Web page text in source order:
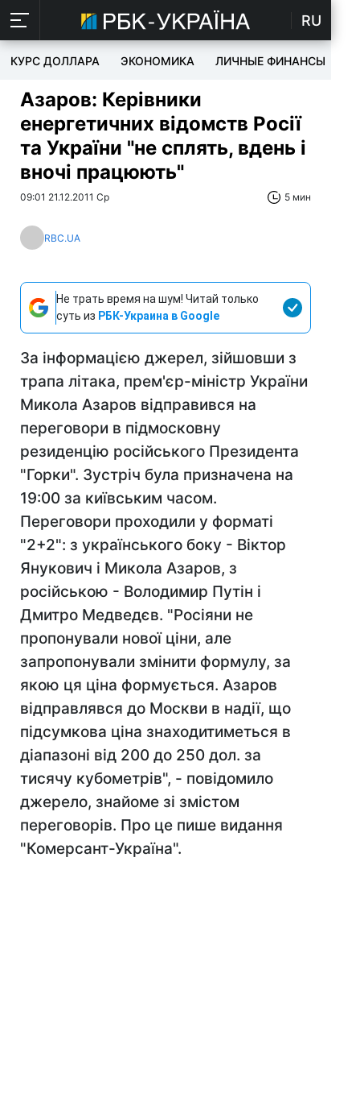
RU
КУРС ДОЛЛАРА ЭКОНОМИКА ЛИЧНЫЕ ФИНАНСЫ
Азаров: Керівники
енергетичних відомств Росії
та України "не сплять, вдень і
вночі працюють"
09:01 21.12.2011 Ср 5 мин
RBC.UA
Не трать время на шум! Читай только
суть из РБК-Украина в Google
За інформацією джерел, зійшовши з
трапа літака, прем'єр-міністр України
Микола Азаров відправився на
переговори в підмосковну
резиденцію російського Президента
"Горки". Зустріч була призначена на
19:00 за київським часом.
Переговори проходили у форматі
"2+2": з українського боку - Віктор
Янукович і Микола Азаров, з
російською - Володимир Путін і
Дмитро Медведєв. "Росіяни не
пропонували нової ціни, але
запропонували змінити формулу, за
якою ця ціна формується. Азаров
відправлявся до Москви в надії, що
підсумкова ціна знаходитиметься в
діапазоні від 200 до 250 дол. за
тисячу кубометрів", - повідомило
джерело, знайоме зі змістом
переговорів. Про це пише видання
"Комерсант-Україна".